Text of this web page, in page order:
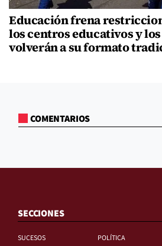
Educación frena
los centros educativos y
volverán a su formato
COMENTARIOS
SECCIONES
SUCESOS
POLÍTICA